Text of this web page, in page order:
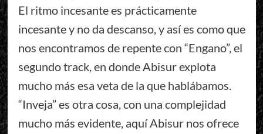
El ritmo incesante es prácticamente
incesante y no da descanso, y así es como que
nos encontramos de repente con “Engano”, el
segundo track, en donde Abisur explota
mucho más esa veta de la que hablábamos.
“Inveja” es otra cosa, con una complejidad
mucho más evidente, aquí Abisur nos ofrece